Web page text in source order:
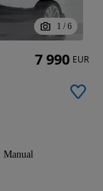
1 / 6
Manual
7 990 EUR